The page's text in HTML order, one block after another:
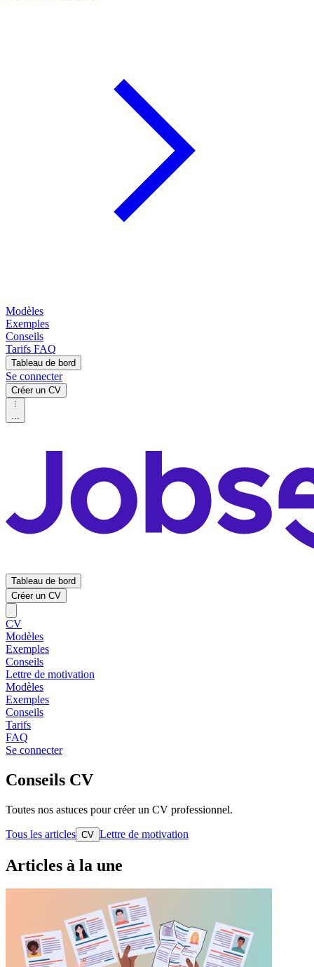
Modèles
Exemples
Conseils
Tarifs FAQ
Tableau de bord
Se connecter
Créer un CV
...
Tableau de bord
Créer un CV
CV
Modèles
Exemples
Conseils
Lettre de motivation
Modèles
Exemples
Conseils
Tarifs
FAQ
Se connecter
Conseils CV
Toutes nos astuces pour créer un CV professionnel.
Tous les articles CV Lettre de motivation
Articles à la une